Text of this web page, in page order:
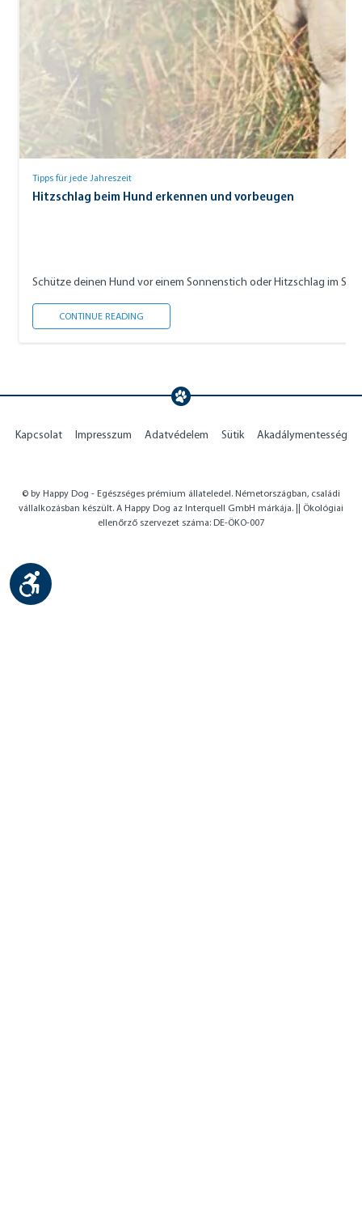
Tipps für jede Jahreszeit
Hitzschlag beim Hund erkennen und vorbeugen
Schütze deinen Hund vor einem Sonnenstich oder Hitzschlag im
CONTINUE READING
Kapcsolat Impresszum Adatvédelem Sütik Akadálymentesség
© by Happy Dog - Egészséges prémium állateledel. Németországban, családi
vállalkozásban készült. A Happy Dog az Interquell GmbH márkája. || Ökológiai
ellenőrző szervezet száma: DE-ÖKO-007
Show toolbar